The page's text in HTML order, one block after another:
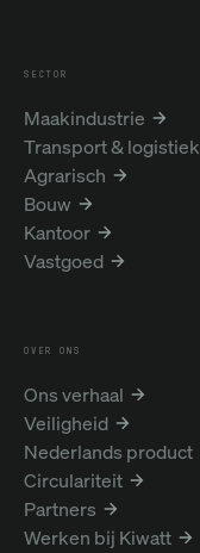
SECTOR
Maakindustrie
Transport & logistiek
Agrarisch
Bouw
Kantoor
Vastgoed
OVER ONS
Ons verhaal
Veiligheid
Nederlands product
Circulariteit
Partners
Werken bij Kiwatt